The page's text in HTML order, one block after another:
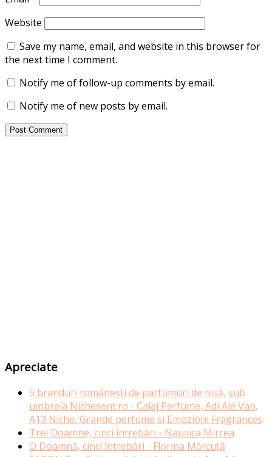
Website
Save my name, email, and website in this browser for
the next time I comment.
Notify me of follow-up comments by email.
Notify me of new posts by email.
Apreciate
5 branduri românești de parfumuri de nișă, sub
umbrela Nichesent.ro - Calaj Perfume, Adi Ale Van,
A13 Niche, Grande perfume si Emozioni Fragrances
Trei Doamne, cinci întrebări - Nausica Mircea
O Doamnă, cinci întrebări - Florina Mărcuță